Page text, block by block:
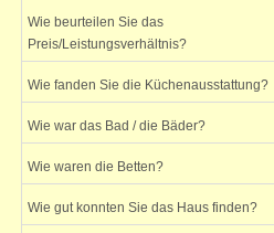
Wie beurteilen Sie das
Preis/Leistungsverhältnis?
Wie fanden Sie die Küchenausstattung?
Wie war das Bad / die Bäder?
Wie waren die Betten?
Wie gut konnten Sie das Haus finden?